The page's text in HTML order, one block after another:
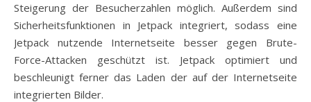
Steigerung der Besucherzahlen möglich. Außerdem sind
Sicherheitsfunktionen in Jetpack integriert, sodass eine
Jetpack nutzende Internetseite besser gegen Brute-
Force-Attacken geschützt ist. Jetpack optimiert und
beschleunigt ferner das Laden der auf der Internetseite
integrierten Bilder.